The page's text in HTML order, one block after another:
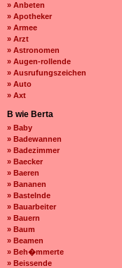
» Anbeten
» Apotheker
» Armee
» Arzt
» Astronomen
» Augen-rollende
» Ausrufungszeichen
» Auto
» Axt
B wie Berta
» Baby
» Badewannen
» Badezimmer
» Baecker
» Baeren
» Bananen
» Bastelnde
» Bauarbeiter
» Bauern
» Baum
» Beamen
» Beh�mmerte
» Beissende